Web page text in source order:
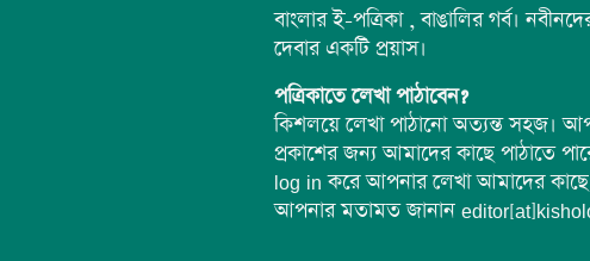
বাংলার ই-পত্রিকা , বাঙালির গর্ব।
দেবার একটি প্রয়াস।
পত্রিকাতে লেখা পাঠাবেন?
কিশলয়ে লেখা পাঠানো অত্যন্ত সহজ।
প্রকাশের জন্য আমাদের কাছে পাঠাতে
log in করে আপনার লেখা আমাদের কাছে
আপনার মতামত জানান